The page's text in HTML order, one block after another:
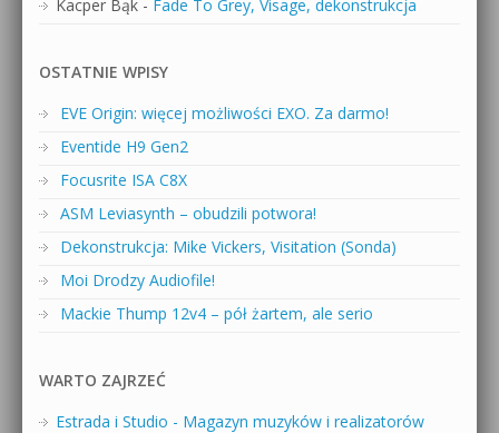
Kacper Bąk - Fade To Grey, Visage, dekonstrukcja
OSTATNIE WPISY
EVE Origin: więcej możliwości EXO. Za darmo!
Eventide H9 Gen2
Focusrite ISA C8X
ASM Leviasynth – obudzili potwora!
Dekonstrukcja: Mike Vickers, Visitation (Sonda)
Moi Drodzy Audiofile!
Mackie Thump 12v4 – pół żartem, ale serio
WARTO ZAJRZEĆ
Estrada i Studio - Magazyn muzyków i realizatorów